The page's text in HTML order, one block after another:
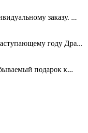
заказу. ...
году Дра...
подарок к...